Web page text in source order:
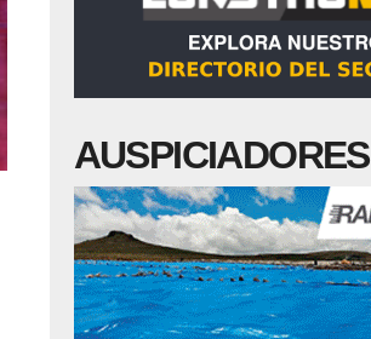
AUSPICIADORES